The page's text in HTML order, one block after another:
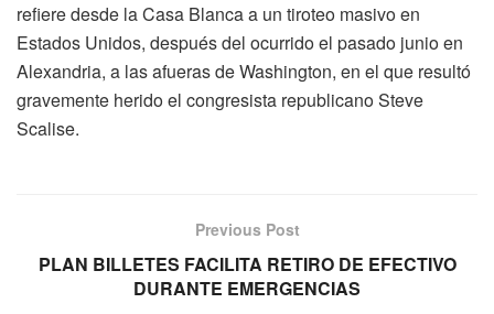
refiere desde la Casa Blanca a un tiroteo masivo en
Estados Unidos, después del ocurrido el pasado junio en
Alexandria, a las afueras de Washington, en el que resultó
gravemente herido el congresista republicano Steve
Scalise.
Previous Post
PLAN BILLETES FACILITA RETIRO DE EFECTIVO
DURANTE EMERGENCIAS